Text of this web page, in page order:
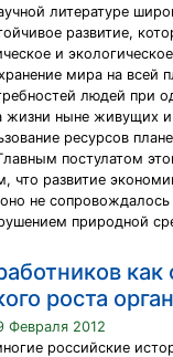
литературе
развитие,
и
мира на всей
людей при
жизни ныне живущих
ресурсов
постулатом
что развитие
не
природной
как
роста
Февраля 2012
российские